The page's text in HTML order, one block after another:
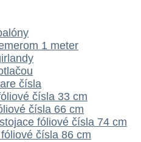
1 meter
čísla
čísla 33 cm
čísla 66 cm
fóliové čísla 74 cm
čísla 86 cm